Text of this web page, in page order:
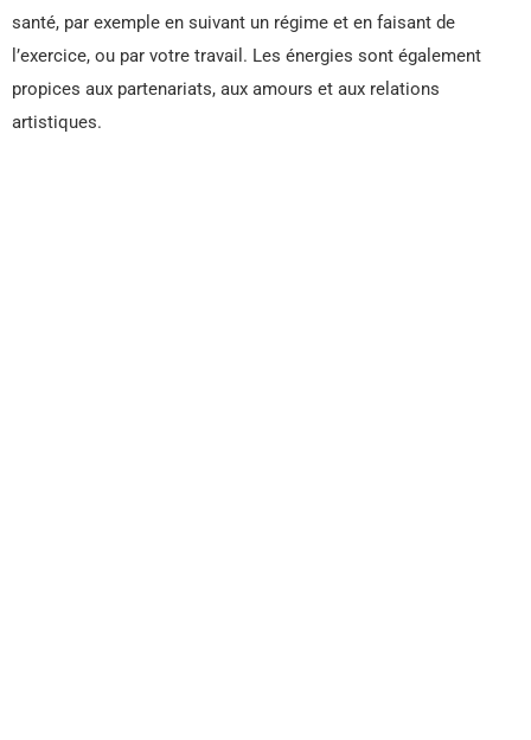
santé, par exemple en suivant un régime et en faisant de
l’exercice, ou par votre travail. Les énergies sont également
propices aux partenariats, aux amours et aux relations
artistiques.